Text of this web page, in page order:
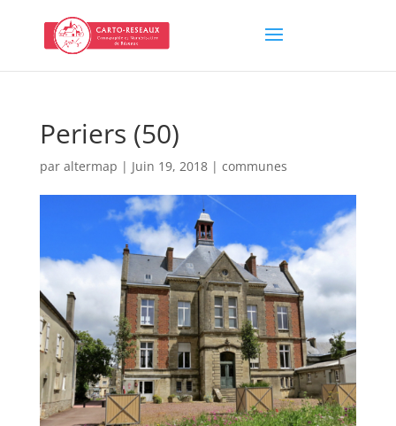
Periers (50)
par altermap | Juin 19, 2018| communes